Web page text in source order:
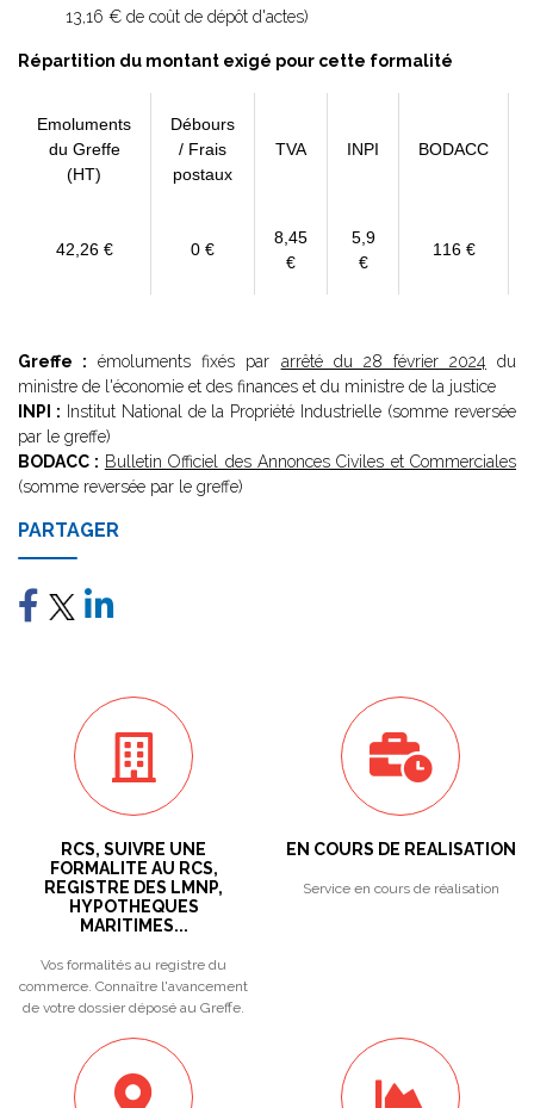
13,16 € de coût de dépôt d'actes)
Répartition du montant exigé pour cette formalité
Emoluments
du Greffe
(HT)
Débours
/ Frais
postaux
TVA INPI BODACC
42,26 € 0 €
8,45
€
5,9
€
116 €
Greffe : émoluments fixés par arrêté du 28 février 2024 du
ministre de l'économie et des finances et du ministre de la justice
INPI : Institut National de la Propriété Industrielle (somme reversée
par le greffe)
BODACC : Bulletin Officiel des Annonces Civiles et Commerciales
(somme reversée par le greffe)
PARTAGER
RCS, SUIVRE UNE
FORMALITE AU RCS,
REGISTRE DES LMNP,
HYPOTHEQUES
MARITIMES...
Vos formalités au registre du
commerce. Connaître l'avancement
de votre dossier déposé au Greffe.
EN COURS DE REALISATION
Service en cours de réalisation